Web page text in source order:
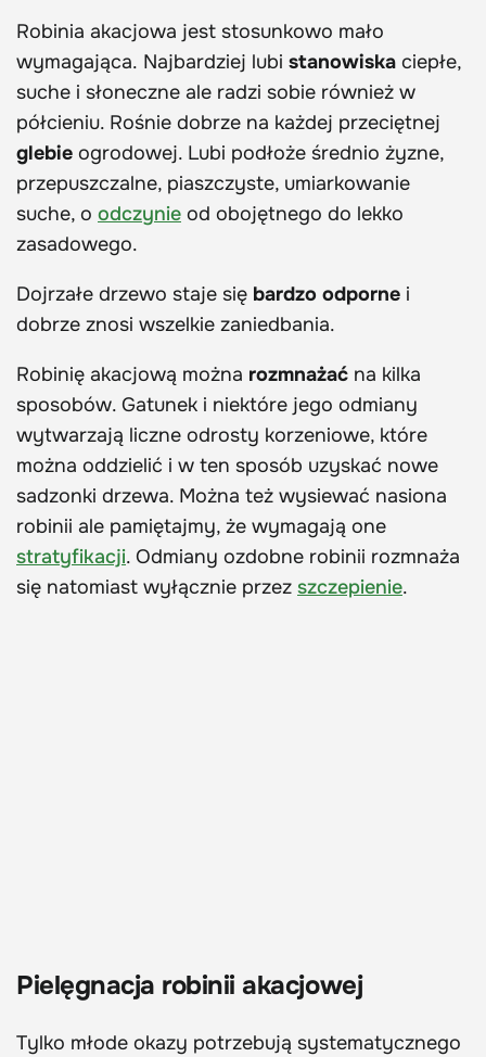
Robinia akacjowa jest stosunkowo mało
wymagająca. Najbardziej lubi stanowiska ciepłe,
suche i słoneczne ale radzi sobie również w
półcieniu. Rośnie dobrze na każdej przeciętnej
glebie ogrodowej. Lubi podłoże średnio żyzne,
przepuszczalne, piaszczyste, umiarkowanie
suche, o odczynie od obojętnego do lekko
zasadowego.
Dojrzałe drzewo staje się bardzo odporne i
dobrze znosi wszelkie zaniedbania.
Robinię akacjową można rozmnażać na kilka
sposobów. Gatunek i niektóre jego odmiany
wytwarzają liczne odrosty korzeniowe, które
można oddzielić i w ten sposób uzyskać nowe
sadzonki drzewa. Można też wysiewać nasiona
robinii ale pamiętajmy, że wymagają one
stratyfikacji. Odmiany ozdobne robinii rozmnaża
się natomiast wyłącznie przez szczepienie.
Pielęgnacja robinii akacjowej
Tylko młode okazy potrzebują systematycznego